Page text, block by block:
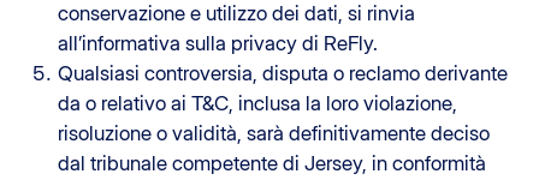
conservazione e utilizzo dei dati, si rinvia
all’informativa sulla privacy di ReFly.
Qualsiasi controversia, disputa o reclamo derivante
da o relativo ai T&C, inclusa la loro violazione,
risoluzione o validità, sarà definitivamente deciso
dal tribunale competente di Jersey, in conformità